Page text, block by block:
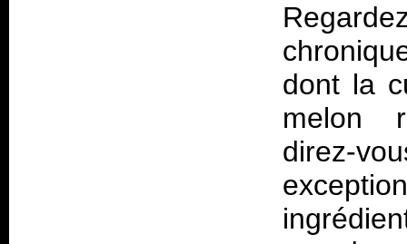
dont la
melon
direz-